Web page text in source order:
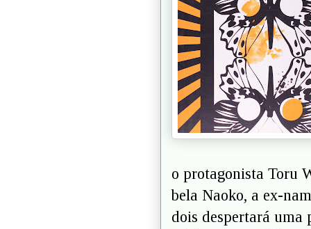
o protagonista Toru
bela Naoko, a ex-
dois despertará uma